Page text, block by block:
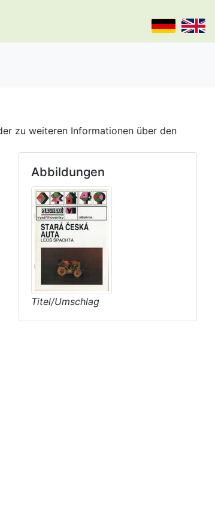
zu weiteren Informationen über den
Abbildungen
Titel/Umschlag